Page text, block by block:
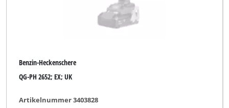
Benzin-Heckenschere
QG-PH 2652; EX; UK
Artikelnummer 3403828